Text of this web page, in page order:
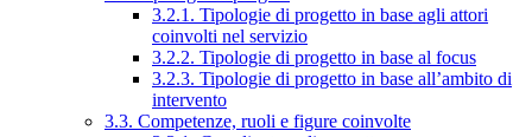
3.2.1. Tipologie di progetto in base agli attori
coinvolti nel servizio
3.2.2. Tipologie di progetto in base al focus
3.2.3. Tipologie di progetto in base all’ambito di
intervento
3.3. Competenze, ruoli e figure coinvolte